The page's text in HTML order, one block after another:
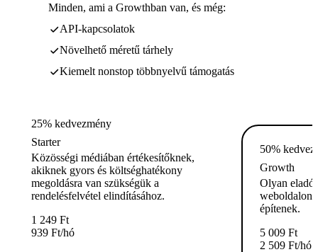
Minden, ami a Growthban van, és még:
API-kapcsolatok
Növelhető méretű tárhely
Kiemelt nonstop többnyelvű támogatás
25% kedvezmény
Starter
Közösségi médiában értékesítőknek,
akiknek gyors és költséghatékony
megoldásra van szükségük a
rendelésfelvétel elindításához.
1 249 Ft
939 Ft/hó
50%
Growth
Olyan
weboldalon
építenek.
5 009 Ft
2 509 Ft/hó